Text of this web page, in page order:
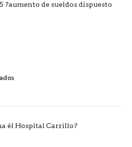
?aumento de sueldos dispuesto
él Hospital Carrillo?